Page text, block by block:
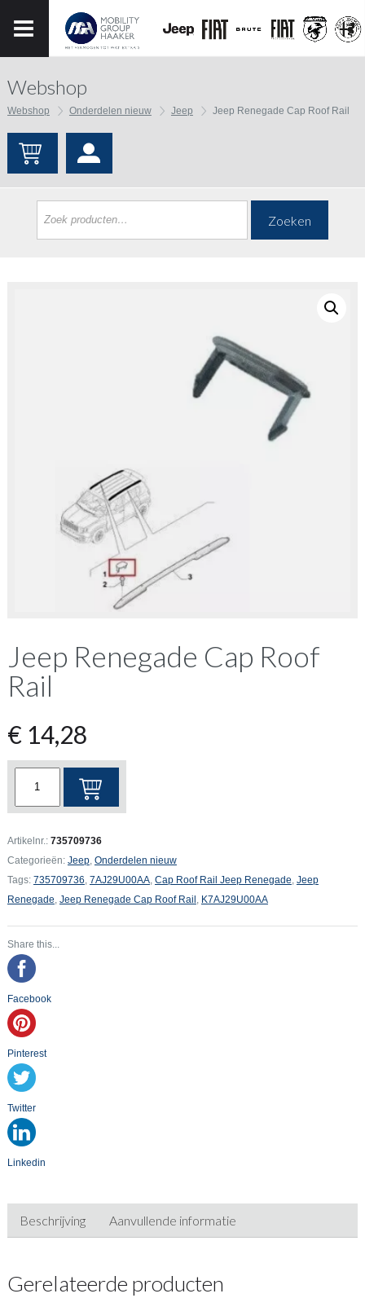
Webshop
Webshop Onderdelen nieuw Jeep Jeep Renegade Cap Roof Rail
Zoeken
Jeep Renegade Cap Roof
Rail
€14,28
Cap
Roof
Rail
aantal
Artikelnr.: 735709736
Categorieën: Jeep, Onderdelen nieuw
Tags: 735709736, 7AJ29U00AA, Cap Roof Rail Jeep Renegade, Jeep
Renegade, Jeep Renegade Cap Roof Rail , K7AJ29U00AA
Share this...
Facebook
Pinterest
Twitter
Linkedin
Beschrijving Aanvullende informatie
Gerelateerde producten